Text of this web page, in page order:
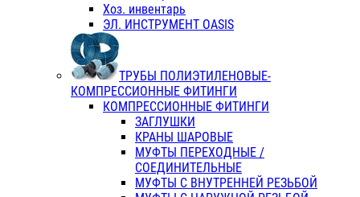
Хоз. инвентарь
ЭЛ. ИНСТРУМЕНТ OASIS
ТРУБЫ ПОЛИЭТИЛЕНОВЫЕ-
КОМПРЕССИОННЫЕ ФИТИНГИ
КОМПРЕССИОННЫЕ ФИТИНГИ
ЗАГЛУШКИ
КРАНЫ ШАРОВЫЕ
МУФТЫ ПЕРЕХОДНЫЕ /
СОЕДИНИТЕЛЬНЫЕ
МУФТЫ С ВНУТРЕННЕЙ РЕЗЬБОЙ